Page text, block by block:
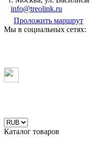
info@treolink.ru
Проложить маршрут
Мы в социальных сетях:
Каталог товаров